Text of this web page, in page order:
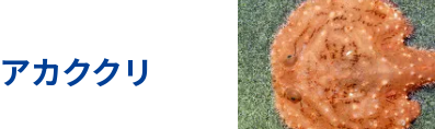
アカククリ